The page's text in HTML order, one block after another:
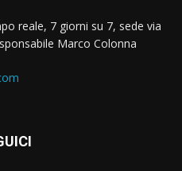
reale, 7 giorni su 7, sede via
Marco Colonna